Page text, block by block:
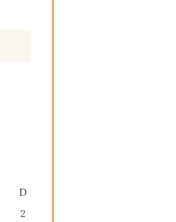
D
2